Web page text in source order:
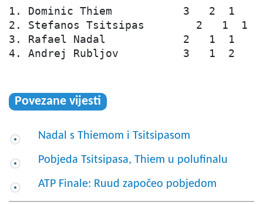
1. Dominic Thiem           3   2  1
2. Stefanos Tsitsipas        2   1  1
3. Rafael Nadal            2   1  1
4. Andrej Rubljov          3   1  2
Povezane vijesti
Nadal s Thiemom i Tsitsipasom
Pobjeda Tsitsipasa, Thiem u polufinalu
ATP Finale: Ruud započeo pobjedom